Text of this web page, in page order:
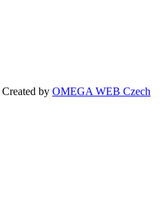
Created by OMEGA WEB Czech